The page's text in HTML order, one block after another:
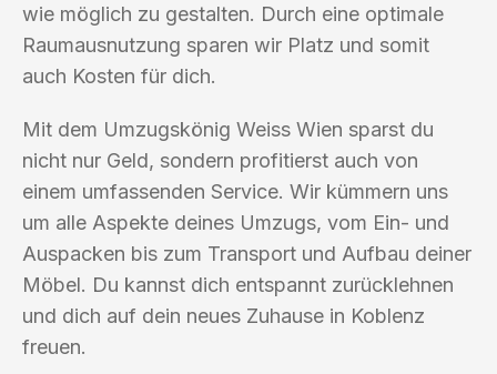
wie möglich zu gestalten. Durch eine optimale
Raumausnutzung sparen wir Platz und somit
auch Kosten für dich.
Mit dem Umzugskönig Weiss Wien sparst du
nicht nur Geld, sondern profitierst auch von
einem umfassenden Service. Wir kümmern uns
um alle Aspekte deines Umzugs, vom Ein- und
Auspacken bis zum Transport und Aufbau deiner
Möbel. Du kannst dich entspannt zurücklehnen
und dich auf dein neues Zuhause in Koblenz
freuen.